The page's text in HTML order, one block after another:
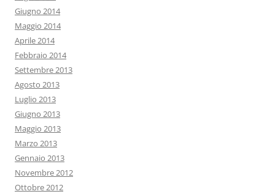
Giugno 2014
Maggio 2014
Aprile 2014
Febbraio 2014
Settembre 2013
Agosto 2013
Luglio 2013
Giugno 2013
Maggio 2013
Marzo 2013
Gennaio 2013
Novembre 2012
Ottobre 2012